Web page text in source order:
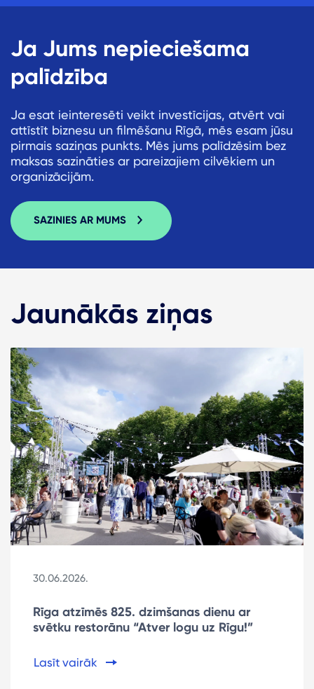
Ja Jums nepieciešama
palīdzība
Ja esat ieinteresēti veikt investīcijas, atvērt vai
attīstīt biznesu un filmēšanu Rīgā, mēs esam jūsu
pirmais saziņas punkts. Mēs jums palīdzēsim bez
maksas sazināties ar pareizajiem cilvēkiem un
organizācijām.
SAZINIES AR MUMS
Jaunākās ziņas
30.06.2026.
Rīga atzīmēs 825. dzimšanas dienu ar
svētku restorānu “Atver logu uz Rīgu!”
Lasīt vairāk